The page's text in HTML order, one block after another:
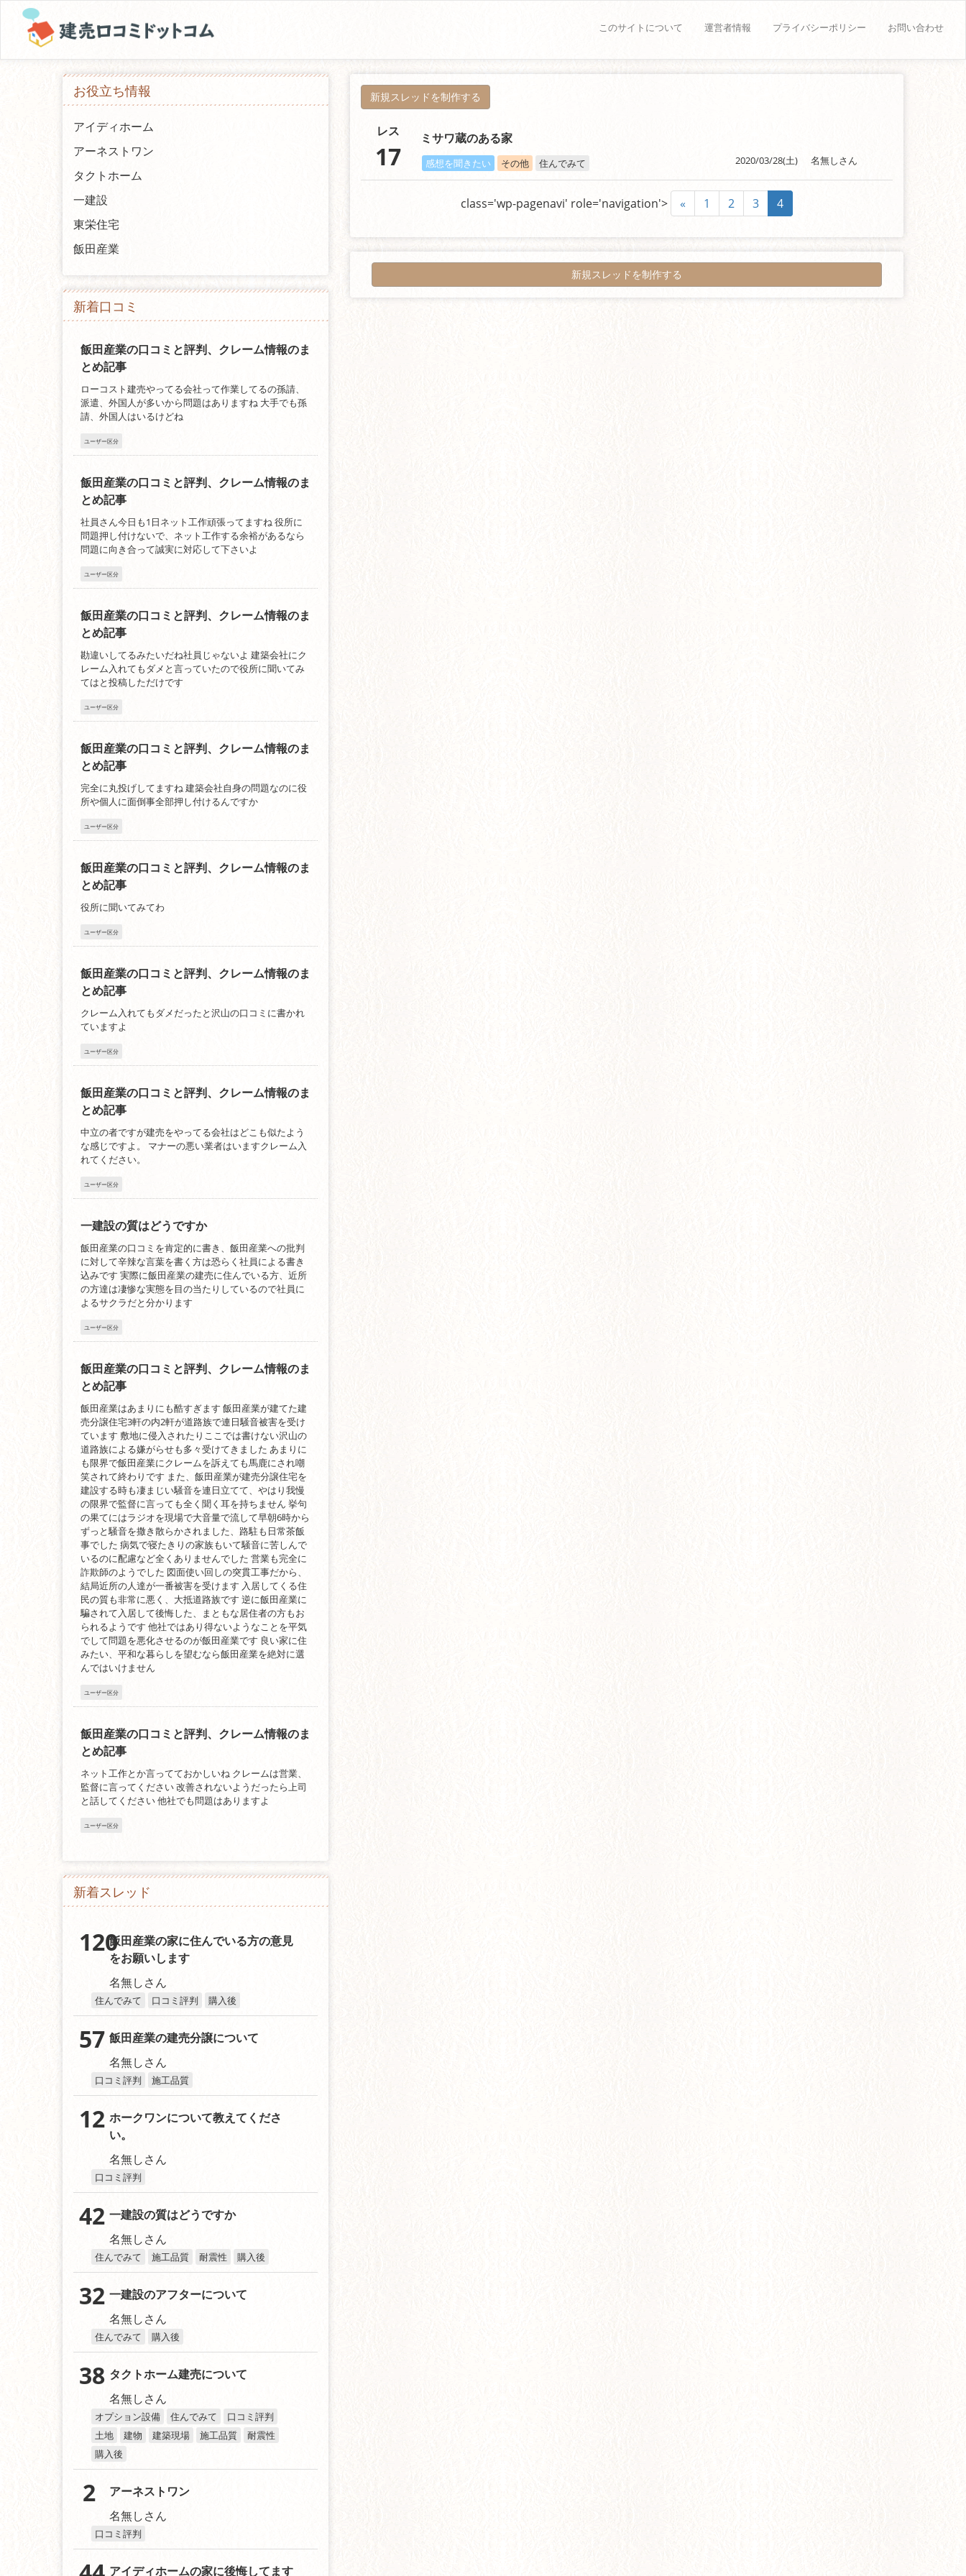
このサイトについて 運営者情報 プライバシーポリシー お問い合わせ
新規スレッドを制作する
レス
17
ミサワ蔵のある家
感想を聞きたい その他 住んでみて 2020/03/28(土) 名無しさん
class='wp-pagenavi' role='navigation'> « 1 2 3 4
新規スレッドを制作する
お役立ち情報
アイディホーム
アーネストワン
タクトホーム
一建設
東栄住宅
飯田産業
新着口コミ
飯田産業の口コミと評判、クレーム情報のま
とめ記事
ローコスト建売やってる会社って作業してるの孫請、
派遣、外国人が多いから問題はありますね 大手でも孫
請、外国人はいるけどね
ユーザー区分
飯田産業の口コミと評判、クレーム情報のま
とめ記事
社員さん今日も1日ネット工作頑張ってますね 役所に
問題押し付けないで、ネット工作する余裕があるなら
問題に向き合って誠実に対応して下さいよ
ユーザー区分
飯田産業の口コミと評判、クレーム情報のま
とめ記事
勘違いしてるみたいだね社員じゃないよ 建築会社にク
レーム入れてもダメと言っていたので役所に聞いてみ
てはと投稿しただけです
ユーザー区分
飯田産業の口コミと評判、クレーム情報のま
とめ記事
完全に丸投げしてますね 建築会社自身の問題なのに役
所や個人に面倒事全部押し付けるんですか
ユーザー区分
飯田産業の口コミと評判、クレーム情報のま
とめ記事
役所に聞いてみてわ
ユーザー区分
飯田産業の口コミと評判、クレーム情報のま
とめ記事
クレーム入れてもダメだったと沢山の口コミに書かれ
ていますよ
ユーザー区分
飯田産業の口コミと評判、クレーム情報のま
とめ記事
中立の者ですが建売をやってる会社はどこも似たよう
な感じですよ。 マナーの悪い業者はいますクレーム入
れてください。
ユーザー区分
一建設の質はどうですか
飯田産業の口コミを肯定的に書き、飯田産業への批判
に対して辛辣な言葉を書く方は恐らく社員による書き
込みです 実際に飯田産業の建売に住んでいる方、近所
の方達は凄惨な実態を目の当たりしているので社員に
よるサクラだと分かります
ユーザー区分
飯田産業の口コミと評判、クレーム情報のま
とめ記事
飯田産業はあまりにも酷すぎます 飯田産業が建てた建
売分譲住宅3軒の内2軒が道路族で連日騒音被害を受け
ています 敷地に侵入されたりここでは書けない沢山の
道路族による嫌がらせも多々受けてきました あまりに
も限界で飯田産業にクレームを訴えても馬鹿にされ嘲
笑されて終わりです また、飯田産業が建売分譲住宅を
建設する時も凄まじい騒音を連日立てて、やはり我慢
の限界で監督に言っても全く聞く耳を持ちません 挙句
の果てにはラジオを現場で大音量で流して早朝6時から
ずっと騒音を撒き散らかされました、路駐も日常茶飯
事でした 病気で寝たきりの家族もいて騒音に苦しんで
いるのに配慮など全くありませんでした 営業も完全に
詐欺師のようでした 図面使い回しの突貫工事だから、
結局近所の人達が一番被害を受けます 入居してくる住
民の質も非常に悪く、大抵道路族です 逆に飯田産業に
騙されて入居して後悔した、まともな居住者の方もお
られるようです 他社ではあり得ないようなことを平気
でして問題を悪化させるのが飯田産業です 良い家に住
みたい、平和な暮らしを望むなら飯田産業を絶対に選
んではいけません
ユーザー区分
飯田産業の口コミと評判、クレーム情報のま
とめ記事
ネット工作とか言ってておかしいね クレームは営業、
監督に言ってください 改善されないようだったら上司
と話してください 他社でも問題はありますよ
ユーザー区分
新着スレッド
120飯田産業の家に住んでいる方の意見
をお願いします
名無しさん
住んでみて 口コミ評判 購入後
57 飯田産業の建売分譲について
名無しさん
口コミ評判 施工品質
12 ホークワンについて教えてくださ
い。
名無しさん
口コミ評判
42 一建設の質はどうですか
名無しさん
住んでみて 施工品質 耐震性 購入後
32 一建設のアフターについて
名無しさん
住んでみて 購入後
38 タクトホーム建売について
名無しさん
オプション設備 住んでみて
口コミ評判
土地
建物 建築現場 施工品質
耐震性
購入後
2
アーネストワン
名無しさん
口コミ評判
アイディホームの家に後悔してます